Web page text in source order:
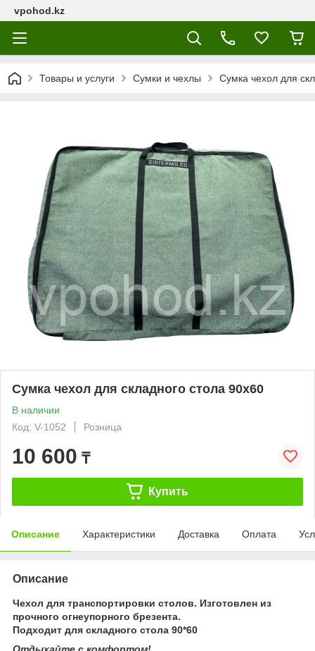
vpohod.kz
Товары и услуги Сумки и чехлы Сумка чехол для
Сумка чехол для складного стола 90х60
В наличии
Код: V-1052
Розница
10 600 ₸
Купить
Описание Характеристики Доставка Оплата
Описание
Чехол для транспортировки столов. Изготовлен из
прочного огнеупорного брезента.
Подходит для складного стола 90*60
Отдыхайте с комфортом!